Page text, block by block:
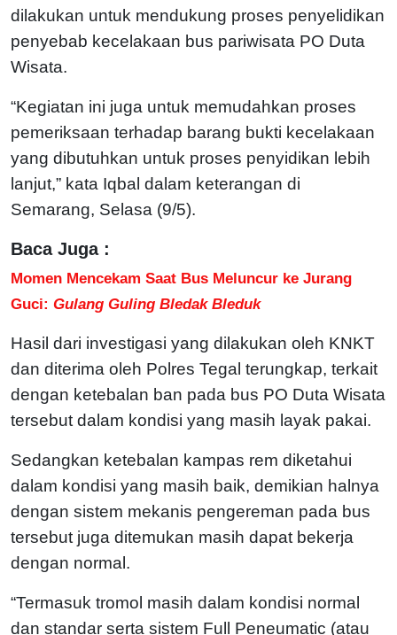
dilakukan untuk mendukung proses penyelidikan
penyebab kecelakaan bus pariwisata PO Duta
Wisata.
“Kegiatan ini juga untuk memudahkan proses
pemeriksaan terhadap barang bukti kecelakaan
yang dibutuhkan untuk proses penyidikan lebih
lanjut,” kata Iqbal dalam keterangan di
Semarang, Selasa (9/5).
Baca Juga :
Momen Mencekam Saat Bus Meluncur ke Jurang
Guci: Gulang Guling Bledak Bleduk
Hasil dari investigasi yang dilakukan oleh KNKT
dan diterima oleh Polres Tegal terungkap, terkait
dengan ketebalan ban pada bus PO Duta Wisata
tersebut dalam kondisi yang masih layak pakai.
Sedangkan ketebalan kampas rem diketahui
dalam kondisi yang masih baik, demikian halnya
dengan sistem mekanis pengereman pada bus
tersebut juga ditemukan masih dapat bekerja
dengan normal.
“Termasuk tromol masih dalam kondisi normal
dan standar serta sistem Full Peneumatic (atau